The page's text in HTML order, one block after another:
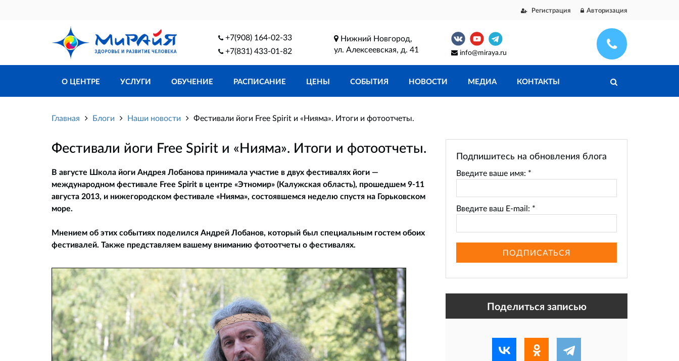
Регистрация Авторизация
+7(908) 164-02-33
+7(831) 433-01-82
Нижний Новгород,
ул. Алексеевская, д. 41
info@miraya.ru
О ЦЕНТРЕ УСЛУГИ ОБУЧЕНИЕ РАСПИСАНИЕ ЦЕНЫ СОБЫТИЯ НОВОСТИ МЕДИА КОНТАКТЫ
Главная Блоги Наши новости Фестивали йоги Free Spirit и «Нияма». Итоги и фотоотчеты.
Фестивали йоги Free Spirit и «Нияма». Итоги и фотоотчеты.
В августе Школа йоги Андрея Лобанова принимала участие в двух фестивалях йоги —
международном фестивале Free Spirit в центре «Этномир» (Калужская область), прошедшем 9-11
августа 2013, и нижегородском фестивале «Нияма», состоявшемся неделю спустя на Горьковском
море.
Мнением об этих событиях поделился Андрей Лобанов, который был специальным гостем обоих
фестивалей. Также представляем вашему вниманию фотоотчеты о фестивалях.
Подпишитесь на обновления блога
Введите ваше имя: *
Введите ваш E-mail: *
ПОДПИСАТЬСЯ
Поделиться записью